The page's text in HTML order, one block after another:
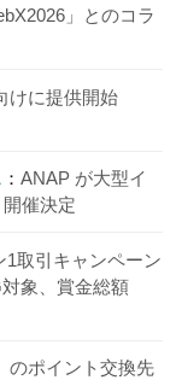
」とのコラ
けに提供開始
ANAP が大型イ
催決定
1取引キャンペーン
象、賞金総額
のポイント交換先